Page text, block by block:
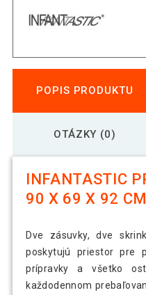
POPIS PRODUKTU
OTÁZKY (0)
INFANTASTIC
90 X 69 X 92
Dve zásuvky, dve
poskytujú priestor pre
prípravky a všetko
každodennom